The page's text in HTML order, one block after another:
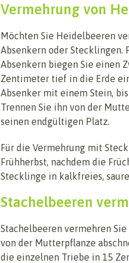
Vermehrung von
Möchten Sie Heidelbeeren
Absenkern oder Stecklingen.
Absenkern biegen Sie einen
Zentimeter tief in die Erde
Absenker mit einem Stein,
Trennen Sie ihn von der
seinen endgültigen Platz.
Für die Vermehrung mit
Frühherbst, nachdem die
Stecklinge in kalkfreies,
Stachelbeeren
Stachelbeeren vermehren
von der Mutterpflanze
die einzelnen Triebe in 15